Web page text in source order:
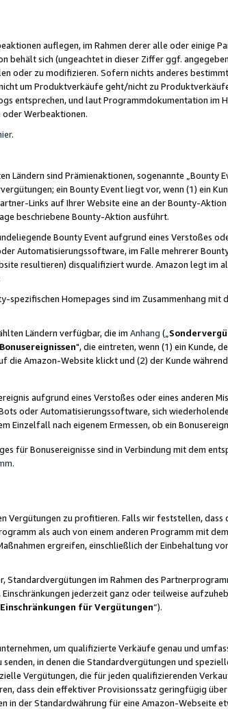
auflegen, im Rahmen derer alle oder einige
behält sich (ungeachtet in dieser Ziffer ggf.
oder zu modifizieren. Sofern nichts anderes
um Produktverkäufe geht/nicht zu
entsprechen, und laut Programmdokumentation
Werbeaktionen.
.
Ländern sind Prämienaktionen, sogenannte „Bounty
ein Bounty Event liegt vor, wenn (1) ein
Links auf Ihrer Website eine an der Bounty-
beschriebene Bounty-Aktion ausführt.
Bounty Event aufgrund eines Verstoßes
Automatisierungssoftware, im Falle mehrerer
resultieren) disqualifiziert wurde. Amazon legt im
Homepages sind im Zusammenhang mit
Ländern verfügbar, die im Anhang („
Bonusereignissen", die eintreten, wenn (1) ein Kunde,
die Amazon-Website klickt und (2) der Kunde
aufgrund eines Verstoßes oder eines anderen
oder Automatisierungssoftware, sich
Einzelfall nach eigenem Ermessen, ob ein
für Bonusereignisse sind in Verbindung mit dem
.
Vergütungen zu profitieren. Falls wir feststellen,
als auch von einem anderen Programm mit
ergreifen, einschließlich der Einbehaltung
Standardvergütungen im Rahmen des
jederzeit ganz oder teilweise
Einschränkungen für Vergütungen“).
um qualifizierte Verkäufe genau und
in denen die Standardvergütungen und
Vergütungen, die für jeden qualifizierenden
dass dein effektiver Provisionssatz geringfügig
in der Standardwährung für eine Amazon-Webseite